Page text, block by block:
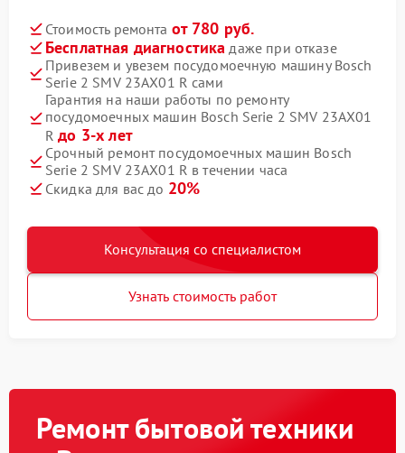
Стоимость ремонта от 780 руб.
Бесплатная диагностика даже при отказе
Привезем и увезем посудомоечную машину Bosch
Serie 2 SMV 23AX01 R сами
Гарантия на наши работы по ремонту
посудомоечных машин Bosch Serie 2 SMV 23AX01
Rдо 3-х лет
Срочный ремонт посудомоечных машин Bosch
Serie 2 SMV 23AX01 R в течении часа
Скидка для вас до 20%
Консультация со специалистом
Узнать стоимость работ
Ремонт бытовой техники